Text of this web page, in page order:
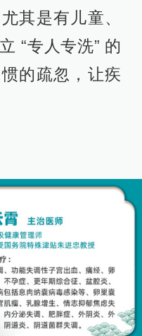
其是有儿童、
“专人专洗” 的
的疏忽，让疾